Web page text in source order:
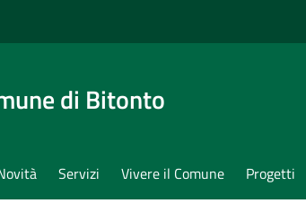
di Bitonto
Servizi Vivere il Comune Progetti